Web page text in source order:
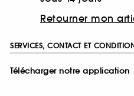
Retourner mon
SERVICES, CONTACT ET
Télécharger notre application